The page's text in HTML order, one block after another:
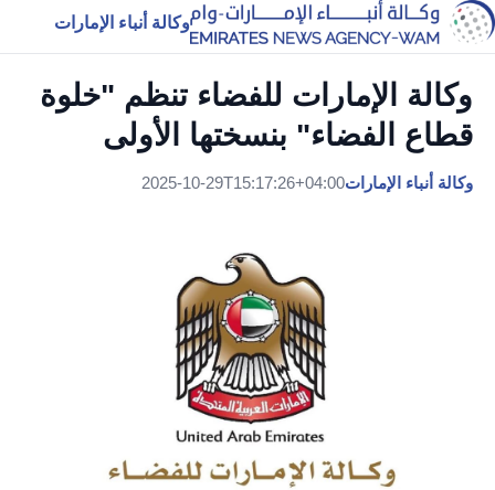
وكالة أنباء الإمارات
وكالة الإمارات للفضاء تنظم "خلوة
قطاع الفضاء" بنسختها الأولى
وكالة أنباء الإمارات2025-10-29T15:17:26+04:00